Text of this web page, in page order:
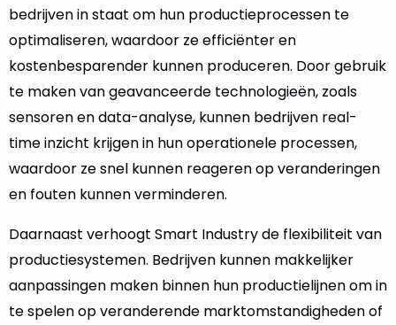
bedrijven in staat om hun productieprocessen te
optimaliseren, waardoor ze efficiënter en
kostenbesparender kunnen produceren. Door gebruik
te maken van geavanceerde technologieën, zoals
sensoren en data-analyse, kunnen bedrijven real-
time inzicht krijgen in hun operationele processen,
waardoor ze snel kunnen reageren op veranderingen
en fouten kunnen verminderen.
Daarnaast verhoogt Smart Industry de flexibiliteit van
productiesystemen. Bedrijven kunnen makkelijker
aanpassingen maken binnen hun productielijnen om in
te spelen op veranderende marktomstandigheden of